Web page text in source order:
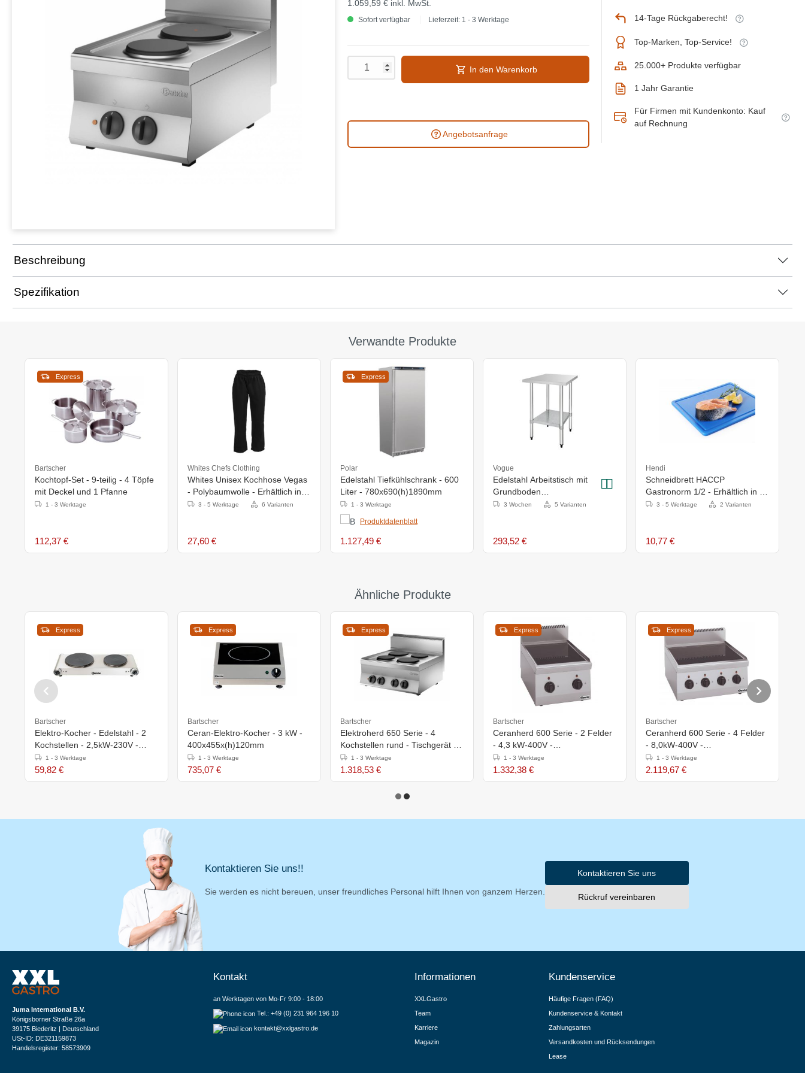
1.059,59 € inkl. MwSt.
Sofort verfügbar Lieferzeit: 1 - 3 Werktage
In den Warenkorb
Angebotsanfrage
14-Tage Rückgaberecht!
Top-Marken, Top-Service!
25.000+ Produkte verfügbar
1 Jahr Garantie
Für Firmen mit Kundenkonto: Kauf
auf Rechnung
Beschreibung
Spezifikation
Verwandte Produkte
Express
Bartscher
Kochtopf-Set - 9-teilig - 4 Töpfe
mit Deckel und 1 Pfanne
1 - 3 Werktage
112,37 €
Whites Chefs Clothing
Whites Unisex Kochhose Vegas
- Polybaumwolle - Erhältlich in 6
Größen
3 - 5 Werktage 6 Varianten
27,60 €
Express
Polar
Edelstahl Tiefkühlschrank - 600
Liter - 780x690(h)1890mm
1 - 3 Werktage
Produktdatenblatt
1.127,49 €
Vogue
Edelstahl Arbeitstisch mit
Grundboden
1500x600(H)x900mm
3 Wochen 5 Varianten
293,52 €
Hendi
Schneidbrett HACCP
Gastronorm 1/2 - Erhältlich in 7
Farben
3 - 5 Werktage 2 Varianten
10,77 €
Ähnliche Produkte
Express
Bartscher
Elektro-Kocher - Edelstahl - 2
Kochstellen - 2,5kW-230V -
535x225x(h)90mm
1 - 3 Werktage
59,82 €
Express
Bartscher
Ceran-Elektro-Kocher - 3 kW -
400x455x(h)120mm
1 - 3 Werktage
735,07 €
Express
Bartscher
Elektroherd 650 Serie - 4
Kochstellen rund - Tischgerät -
700x650x(h)295mm
1 - 3 Werktage
1.318,53 €
Express
Bartscher
Ceranherd 600 Serie - 2 Felder
- 4,3 kW-400V -
400x600x(h)290mm
1 - 3 Werktage
1.332,38 €
Express
Bartscher
Ceranherd 600 Serie - 4 Felder
- 8,0kW-400V -
600x600x(h)290mm
1 - 3 Werktage
2.119,67 €
Kontaktieren Sie uns!!
Sie werden es nicht bereuen, unser freundliches Personal hilft Ihnen von ganzem Herzen.
Kontaktieren Sie uns
Rückruf vereinbaren
Juma International B.V.
Königsborner Straße 26a
39175 Biederitz | Deutschland
USt-ID: DE321159873
Handelsregister: 58573909
Kontakt
an Werktagen von Mo-Fr 9:00 - 18:00
Tel.: +49 (0) 231 964 196 10
kontakt@xxlgastro.de
Informationen
XXLGastro
Team
Karriere
Magazin
Kundenservice
Häufige Fragen (FAQ)
Kundenservice & Kontakt
Zahlungsarten
Versandkosten und Rücksendungen
Lease